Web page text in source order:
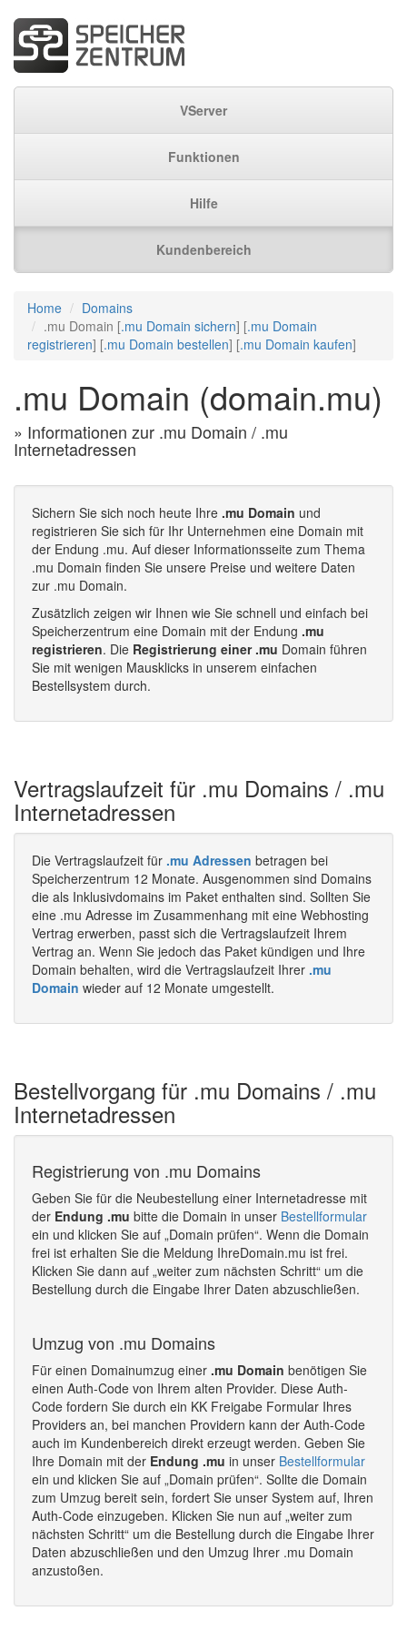
VServer
Funktionen
Hilfe
Kundenbereich
Home
Domains
.mu Domain [.mu Domain sichern] [.mu Domain
registrieren] [.mu Domain bestellen] [.mu Domain kaufen]
.mu Domain (domain.mu)
» Informationen zur .mu Domain / .mu
Internetadressen
Sichern Sie sich noch heute Ihre .mu Domain und
registrieren Sie sich für Ihr Unternehmen eine Domain mit
der Endung .mu. Auf dieser Informationsseite zum Thema
.mu Domain finden Sie unsere Preise und weitere Daten
zur .mu Domain.
Zusätzlich zeigen wir Ihnen wie Sie schnell und einfach bei
Speicherzentrum eine Domain mit der Endung .mu
registrieren. Die Registrierung einer .mu Domain führen
Sie mit wenigen Mausklicks in unserem einfachen
Bestellsystem durch.
Vertragslaufzeit für .mu Domains / .mu
Internetadressen
Die Vertragslaufzeit für .mu Adressen betragen bei
Speicherzentrum 12 Monate. Ausgenommen sind Domains
die als Inklusivdomains im Paket enthalten sind. Sollten Sie
eine .mu Adresse im Zusammenhang mit eine Webhosting
Vertrag erwerben, passt sich die Vertragslaufzeit Ihrem
Vertrag an. Wenn Sie jedoch das Paket kündigen und Ihre
Domain behalten, wird die Vertragslaufzeit Ihrer .mu
Domain wieder auf 12 Monate umgestellt.
Bestellvorgang für .mu Domains / .mu
Internetadressen
Registrierung von .mu Domains
Geben Sie für die Neubestellung einer Internetadresse mit
der Endung .mu bitte die Domain in unser Bestellformular
ein und klicken Sie auf „Domain prüfen“. Wenn die Domain
frei ist erhalten Sie die Meldung IhreDomain.mu ist frei.
Klicken Sie dann auf „weiter zum nächsten Schritt“ um die
Bestellung durch die Eingabe Ihrer Daten abzuschließen.
Umzug von .mu Domains
Für einen Domainumzug einer .mu Domain benötigen Sie
einen Auth-Code von Ihrem alten Provider. Diese Auth-
Code fordern Sie durch ein KK Freigabe Formular Ihres
Providers an, bei manchen Providern kann der Auth-Code
auch im Kundenbereich direkt erzeugt werden. Geben Sie
Ihre Domain mit der Endung .mu in unser Bestellformular
ein und klicken Sie auf „Domain prüfen“. Sollte die Domain
zum Umzug bereit sein, fordert Sie unser System auf, Ihren
Auth-Code einzugeben. Klicken Sie nun auf „weiter zum
nächsten Schritt“ um die Bestellung durch die Eingabe Ihrer
Daten abzuschließen und den Umzug Ihrer .mu Domain
anzustoßen.